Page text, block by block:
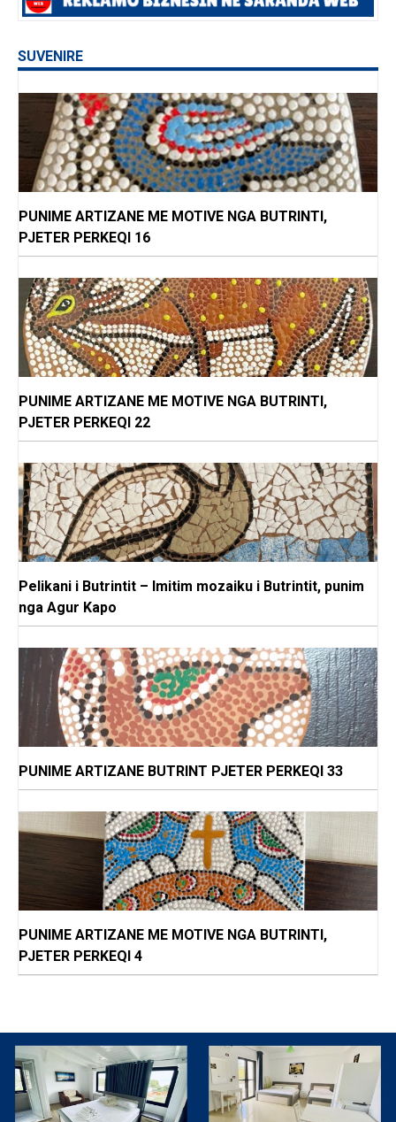
SUVENIRE
PUNIME ARTIZANE ME MOTIVE NGA BUTRINTI,
PJETER PERKEQI 16
PUNIME ARTIZANE ME MOTIVE NGA BUTRINTI,
PJETER PERKEQI 22
Pelikani i Butrintit – Imitim mozaiku i Butrintit, punim
nga Agur Kapo
PUNIME ARTIZANE BUTRINT PJETER PERKEQI 33
PUNIME ARTIZANE ME MOTIVE NGA BUTRINTI,
PJETER PERKEQI 4